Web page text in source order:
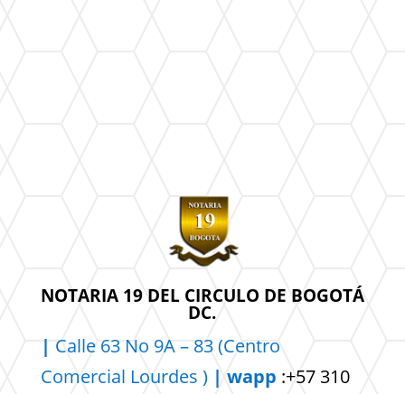
NOTARIA 19 DEL CIRCULO DE BOGOTÁ
DC.
| Calle 63 No 9A – 83 (Centro
Comercial Lourdes ) | wapp :+57 310